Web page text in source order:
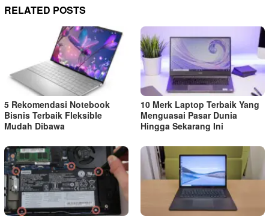
RELATED POSTS
5 Rekomendasi Notebook
Bisnis Terbaik Fleksible
Mudah Dibawa
10 Merk Laptop Terbaik Yang
Menguasai Pasar Dunia
Hingga Sekarang Ini